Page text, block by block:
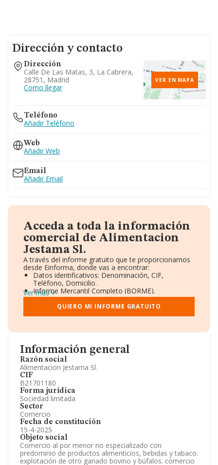
Información general
Razón social
Alimentacion Jestama Sl.
CIF
B21701180
Forma jurídica
Sociedad limitada
Sector
Comercio
Fecha de constitución
15-4-2025
Objeto social
Comercio al por menor no especializado con
predominio de productos alimenticios, bebidas y tabaco.
explotación de otro ganado bovino y búfalos. comercio
Dirección y contacto
Dirección
Calle De Las Matas, 3, La Cabrera,
28751, Madrid
Como llegar
VER EN MAPA
Teléfono
Añadir Teléfono
Web
Añadir Web
Email
Añadir Email
Acceda a toda la información
comercial de Alimentacion
Jestama Sl.
A través del informe gratuito que te proporcionamos
desde Einforma, donde vas a encontrar:
Datos identificativos: Denominación, CIF,
Teléfono, Domicilio.
Informe Mercantil Completo (BORME).
Gráficos de Evolución Ventas y Empleados.
Consejo de Administración y Administradores.
Directivos y Ejecutivos.
Información oficial y registral complementaria.
Ver más
QUIERO MI INFORME GRATUITO